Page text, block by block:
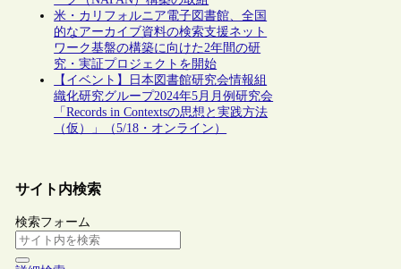
米・カリフォルニア電子図書館、全国
的なアーカイブ資料の検索支援ネット
ワーク基盤の構築に向けた2年間の研
究・実証プロジェクトを開始
【イベント】日本図書館研究会情報組
織化研究グループ2024年5月月例研究会
「Records in Contextsの思想と実践方法
（仮）」（5/18・オンライン）
サイト内検索
検索フォーム